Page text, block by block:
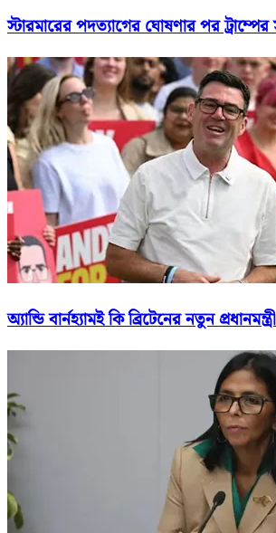
স্টারমারের পদত্যাগের ঘোষণার পর
অ্যান্ডি বার্নহ্যামই কি ব্রিটেনের নতুন